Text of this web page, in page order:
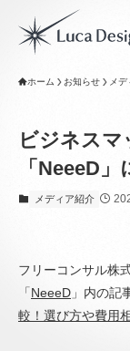
ホーム お知らせ メ
ビジネス
「NeeeD
メディア紹介
フリーコンサル株
「NeeeD 」内の記
較！選び方や費用